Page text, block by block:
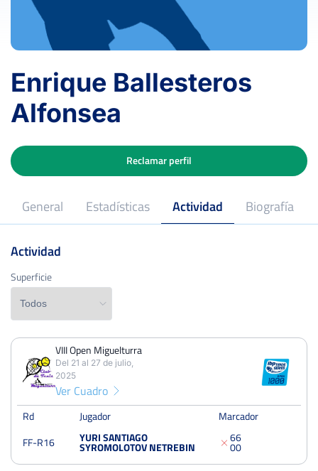
Enrique Ballesteros
Alfonsea
General Estadísticas Actividad Biografía
Reclamar perfil
Superficie
PERDIDOSPARTIDOS
3
PERDIDOS SETS
6
PERDIDOS JUEGOS GANADOS
39 52 13
Actividad
Superficie
VIII Open Miguelturra
Del 21 al 27 de julio,
2025
Ver Cuadro
Rd Jugador
Marcador
FF-R16
YURI SANTIAGO
SYROMOLOTOV NETREBIN
6
0
6
0